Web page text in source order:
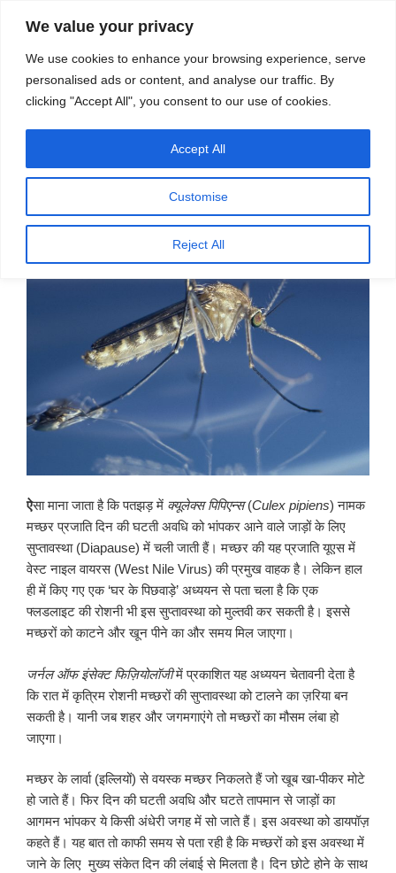
We value your privacy
We use cookies to enhance your browsing experience, serve
personalised ads or content, and analyse our traffic. By
clicking "Accept All", you consent to our use of cookies.
Customise
Reject All
Accept All
स्रोत
मेनू
प्रकाशित
कृत्रिम रोशनी मच्छरों को देर तक सक्रिय
रखती हैं
ऐसा माना जाता है कि पतझड़ में क्यूलेक्स पिपिएन्स(Culex pipiens) नामक
मच्छर प्रजाति दिन की घटती अवधि को भांपकर आने वाले जाड़ों के लिए
सुप्तावस्था (Diapause) में चली जाती हैं। मच्छर की यह प्रजाति यूएस में
वेस्ट नाइल वायरस (West Nile Virus) की प्रमुख वाहक है। लेकिन हाल
ही में किए गए एक ‘घर के पिछवाड़े’ अध्ययन से पता चला है कि एक
फ्लडलाइट की रोशनी भी इस सुप्तावस्था को मुल्तवी कर सकती है। इससे
मच्छरों को काटने और खून पीने का और समय मिल जाएगा।
जर्नल ऑफ इंसेक्ट फिज़ियोलॉजीमें प्रकाशित यह अध्ययन चेतावनी देता है
कि रात में कृत्रिम रोशनी मच्छरों की सुप्तावस्था को टालने का ज़रिया बन
सकती है। यानी जब शहर और जगमगाएंगे तो मच्छरों का मौसम लंबा हो
जाएगा।
मच्छर के लार्वा (इल्लियों) से वयस्क मच्छर निकलते हैं जो खूब खा-पीकर मोटे
हो जाते हैं। फिर दिन की घटती अवधि और घटते तापमान से जाड़ों का
आगमन भांपकर ये किसी अंधेरी जगह में सो जाते हैं। इस अवस्था को डायपॉज़
कहते हैं। यह बात तो काफी समय से पता रही है कि मच्छरों को इस अवस्था में
जाने के लिए मुख्य संकेत दिन की लंबाई से मिलता है। दिन छोटे होने के साथ